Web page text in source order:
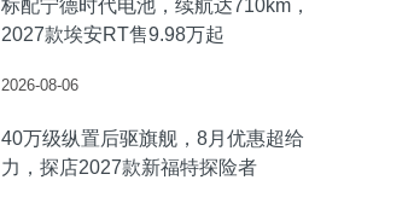
标配宁德时代电池，续航达710km，
2027款埃安RT售9.98万起
2026-08-06
40万级纵置后驱旗舰，8月优惠超给
力，探店2027款新福特探险者